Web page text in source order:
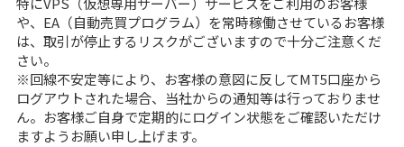
や、EA（自動売買プログラム）を常時稼働させているお客様
は、取引が停止するリスクがございますので十分ご注意くだ
さい。
※回線不安定等により、お客様の意図に反してMT5口座から
ログアウトされた場合、当社からの通知等は行っておりませ
ん。お客様ご自身で定期的にログイン状態をご確認いただけ
ますようお願い申し上げます。